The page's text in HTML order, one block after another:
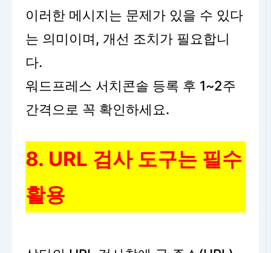
이러한 메시지는 문제가 있을 수 있다
는 의미이며, 개선 조치가 필요합니
다.
워드프레스 서치콘솔 등록 후 1~2주
간격으로 꼭 확인하세요.
8. URL 검사 도구는 필수
활용